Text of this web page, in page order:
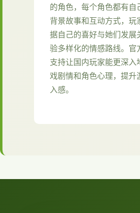
的角色，每个角色都有自
背景故事和互动方式，玩
据自己的喜好与她们发展
验多样化的情感路线。官
支持让国内玩家能更深入
戏剧情和角色心理，提升
入感。